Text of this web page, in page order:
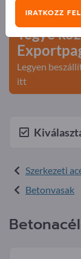
Tegye
Legyen
itt
Szerkezeti
Betonvasak
IRATKOZZ FEL